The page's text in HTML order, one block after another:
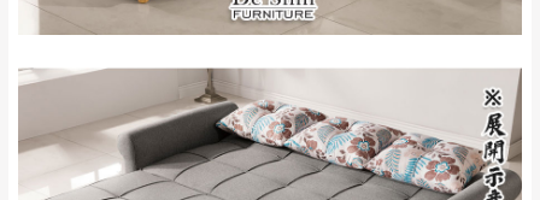
台北市、新北市地區固定每周(三)、(日)兩天收送貨
公司客服人員，我們將為您更換新品，運費
皆由本站負責，所有退回及換貨之商品必須
是全新狀態且完整包裝，床墊、床包、枕頭
類產品需為未拆封狀態(請保持商品、附件、